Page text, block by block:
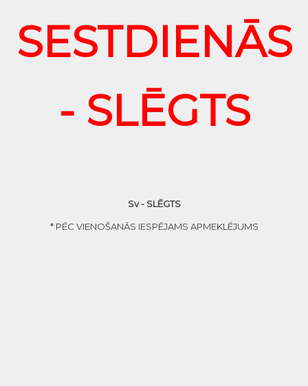
SESTDIENĀS
- SLĒGTS
Sv - SLĒGTS
* PĒC VIENOŠANĀS IESPĒJAMS APMEKLĒJUMS